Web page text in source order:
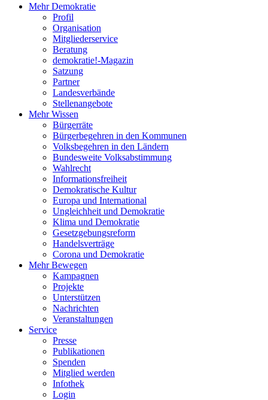
Mehr Demokratie
Profil
Organisation
Mitgliederservice
Beratung
demokratie!-Magazin
Satzung
Partner
Landesverbände
Stellenangebote
Mehr Wissen
Bürgerräte
Bürgerbegehren in den Kommunen
Volksbegehren in den Ländern
Bundesweite Volksabstimmung
Wahlrecht
Informationsfreiheit
Demokratische Kultur
Europa und International
Ungleichheit und Demokratie
Klima und Demokratie
Gesetzgebungsreform
Handelsverträge
Corona und Demokratie
Mehr Bewegen
Kampagnen
Projekte
Unterstützen
Nachrichten
Veranstaltungen
Service
Presse
Publikationen
Spenden
Mitglied werden
Infothek
Login